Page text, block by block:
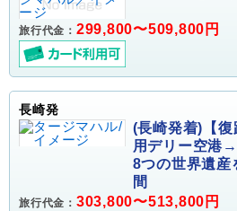
旅行代金： 299,800〜509,800円
長崎発
(長崎発着)【復
用デリー空港
8つの世界遺産
間
旅行代金： 303,800〜513,800円